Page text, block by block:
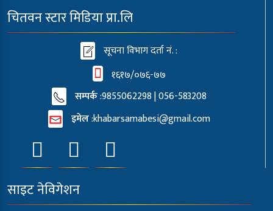
चितवन स्टार मिडिया प्रा.लि
सूचना विभाग दर्ता नं. :
१६१७/०७६-७७
सम्पर्क:9855062298 | 056-583208
इमेल:khabarsamabesi@gmail.com
साइट नेविगेशन